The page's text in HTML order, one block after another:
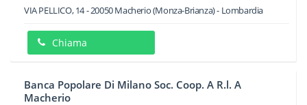
VIA PELLICO, 14-20050Macherio(Monza-Brianza) - Lombardia
Chiama
Banca Popolare Di Milano Soc. Coop. A R.l. A
Macherio